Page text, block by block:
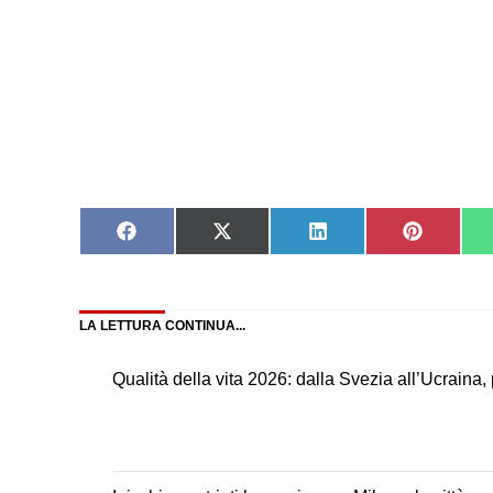
Share
on
Share
on
Share
on
Share
on
LA LETTURA CONTINUA...
Qualità della vita 2026: dalla Svezia all’Ucraina,